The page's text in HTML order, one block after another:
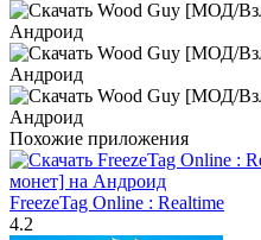
Похожие приложения
FreezeTag Online : Realtime
4.2